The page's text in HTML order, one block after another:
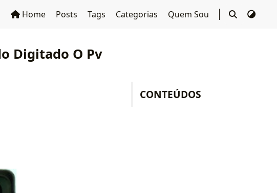
Home Posts Tags Categorias Quem Sou
CONTEÚDOS
Digitado O Pv